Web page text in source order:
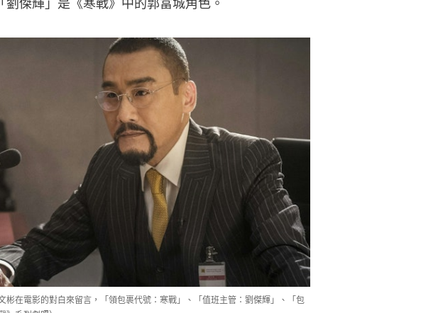
傑輝」是《寒戰》中的郭富城角色。
彬在電影的對白來留言，「領包裹代號：寒戰」、「值班主管：劉傑輝」、「包